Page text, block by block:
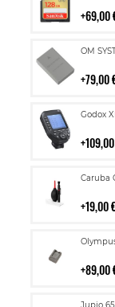
69,00
OM
79,00
Lisää
Godox
Lisää
Caruba
19,00
Lisää
89,00
Lisää
Jupio
Lisää